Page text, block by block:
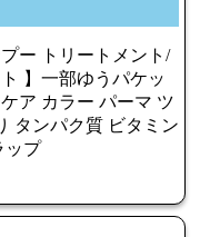
プー トリートメント/
】一部ゆうパケッ
ア カラー パーマ ツ
タンパク質 ビタミン
ップ